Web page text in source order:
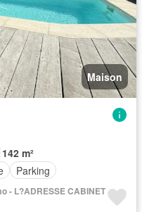
Maison
142 m²
Parking
- L?ADRESSE CABINET